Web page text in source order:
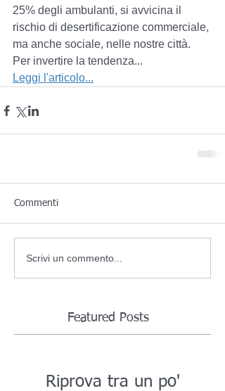
25% degli ambulanti, si avvicina il
rischio di desertificazione commerciale,
ma anche sociale, nelle nostre città.
Per invertire la tendenza...
Leggi l'articolo...
Commenti
Scrivi un commento...
Featured Posts
Riprova tra un po'